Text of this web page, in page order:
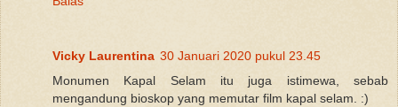
Vicky Laurentina 30 Januari 2020 pukul 23.45
Monumen Kapal Selam itu juga istimewa, sebab
mengandung bioskop yang memutar film kapal selam. :)